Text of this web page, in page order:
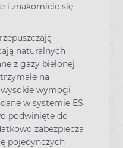
i znakomicie się
naturalnych
z gazy bielonej
na
wysokie wymogi
w systemie ES
podwinięte do
zabezpiecza
pojedynczych